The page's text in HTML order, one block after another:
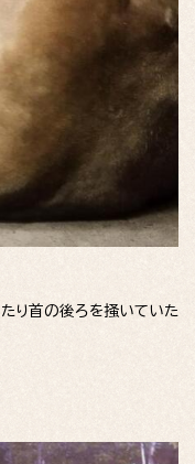
り首の後ろを掻いていた